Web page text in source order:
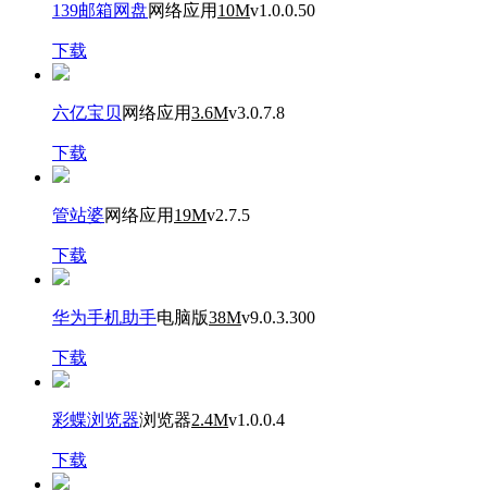
139邮箱网盘网络应用 10Mv1.0.0.50
下载
六亿宝贝 网络应用3.6Mv3.0.7.8
下载
管站婆网络应用 19Mv2.7.5
下载
华为手机助手电脑版38Mv9.0.3.300
下载
彩蝶浏览器浏览器2.4Mv1.0.0.4
下载